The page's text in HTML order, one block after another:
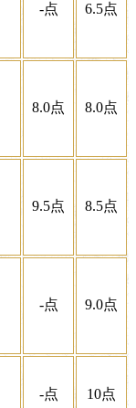
-点 6.5点
8.0点 8.0点
9.5点 8.5点
-点 9.0点
-点 10点